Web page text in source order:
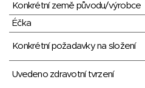
Konkrétní země původu/výrobce
Éčka
Konkrétní požadavky na složení
Uvedeno zdravotní tvrzení